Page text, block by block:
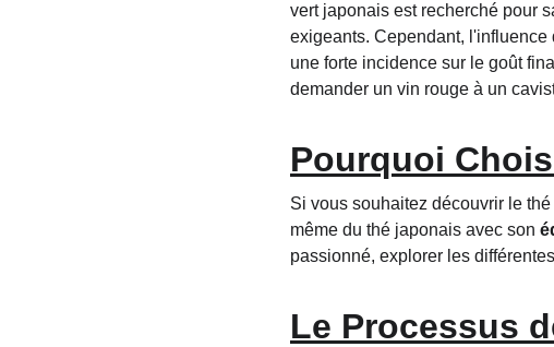
vert japonais est recherché pour
exigeants. Cependant,
une forte incidence sur le goût
demander un vin rouge à un
Pourquoi
Si vous souhaitez découvrir le
même du thé japonais avec son
passionné, explorer les
Le Processus